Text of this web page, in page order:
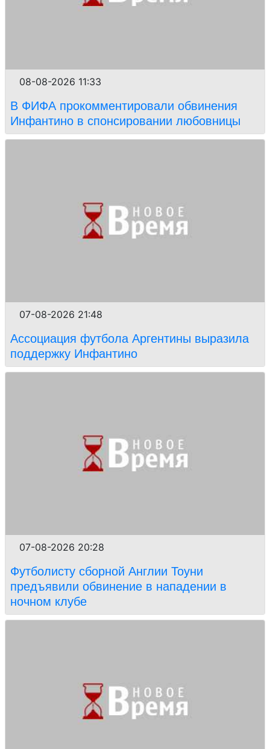
08-08-2026 11:33
В ФИФА прокомментировали обвинения
Инфантино в спонсировании любовницы
07-08-2026 21:48
Ассоциация футбола Аргентины выразила
поддержку Инфантино
07-08-2026 20:28
Футболисту сборной Англии Тоуни
предъявили обвинение в нападении в
ночном клубе